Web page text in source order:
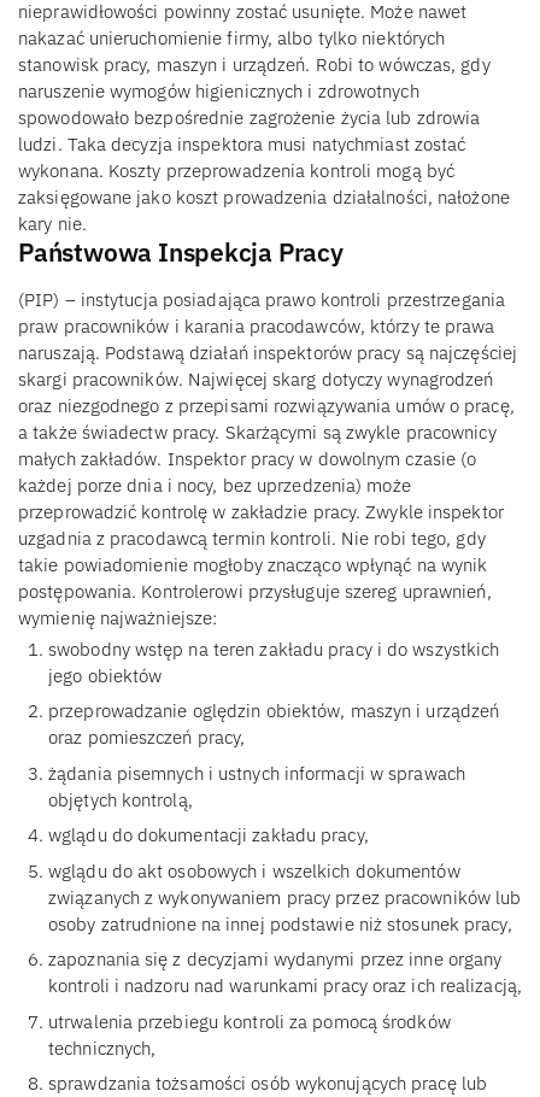
nieprawidłowości powinny zostać usunięte. Może nawet
nakazać unieruchomienie firmy, albo tylko niektórych
stanowisk pracy, maszyn i urządzeń. Robi to wówczas, gdy
naruszenie wymogów higienicznych i zdrowotnych
spowodowało bezpośrednie zagrożenie życia lub zdrowia
ludzi. Taka decyzja inspektora musi natychmiast zostać
wykonana. Koszty przeprowadzenia kontroli mogą być
zaksięgowane jako koszt prowadzenia działalności, nałożone
kary nie.
Państwowa Inspekcja Pracy
(PIP) – instytucja posiadająca prawo kontroli przestrzegania
praw pracowników i karania pracodawców, którzy te prawa
naruszają. Podstawą działań inspektorów pracy są najczęściej
skargi pracowników. Najwięcej skarg dotyczy wynagrodzeń
oraz niezgodnego z przepisami rozwiązywania umów o pracę,
a także świadectw pracy. Skarżącymi są zwykle pracownicy
małych zakładów. Inspektor pracy w dowolnym czasie (o
każdej porze dnia i nocy, bez uprzedzenia) może
przeprowadzić kontrolę w zakładzie pracy. Zwykle inspektor
uzgadnia z pracodawcą termin kontroli. Nie robi tego, gdy
takie powiadomienie mogłoby znacząco wpłynąć na wynik
postępowania. Kontrolerowi przysługuje szereg uprawnień,
wymienię najważniejsze:
swobodny wstęp na teren zakładu pracy i do wszystkich
jego obiektów
przeprowadzanie oględzin obiektów, maszyn i urządzeń
oraz pomieszczeń pracy,
żądania pisemnych i ustnych informacji w sprawach
objętych kontrolą,
wglądu do dokumentacji zakładu pracy,
wglądu do akt osobowych i wszelkich dokumentów
związanych z wykonywaniem pracy przez pracowników lub
osoby zatrudnione na innej podstawie niż stosunek pracy,
zapoznania się z decyzjami wydanymi przez inne organy
kontroli i nadzoru nad warunkami pracy oraz ich realizacją,
utrwalenia przebiegu kontroli za pomocą środków
technicznych,
sprawdzania tożsamości osób wykonujących pracę lub